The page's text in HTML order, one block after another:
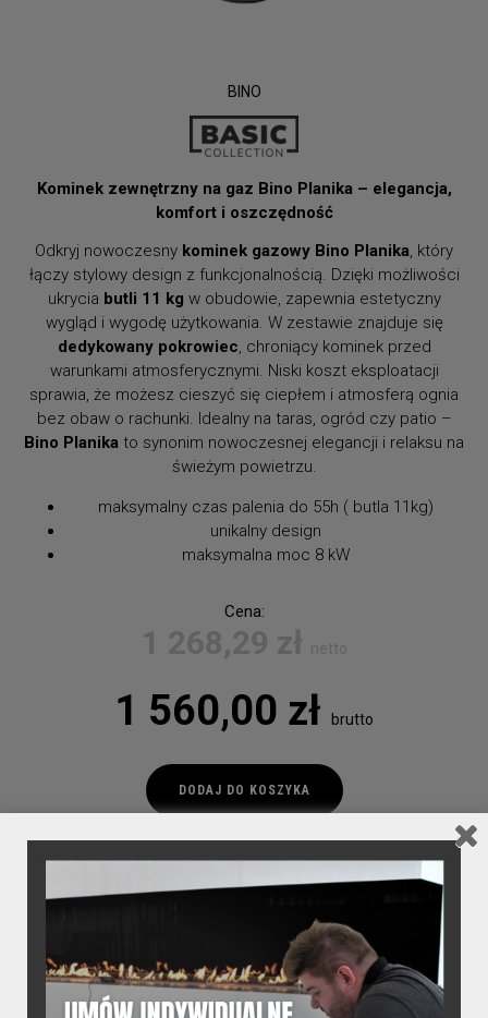
BINO
Kominek zewnętrzny na gaz Bino Planika – elegancja,
komfort i oszczędność
Odkryj nowoczesny kominek gazowy Bino Planika, który
łączy stylowy design z funkcjonalnością. Dzięki możliwości
ukrycia butli 11 kg w obudowie, zapewnia estetyczny
wygląd i wygodę użytkowania. W zestawie znajduje się
dedykowany pokrowiec, chroniący kominek przed
warunkami atmosferycznymi. Niski koszt eksploatacji
sprawia, że możesz cieszyć się ciepłem i atmosferą ognia
bez obaw o rachunki. Idealny na taras, ogród czy patio –
Bino Planika to synonim nowoczesnej elegancji i relaksu na
świeżym powietrzu.
maksymalny czas palenia do 55h ( butla 11kg)
unikalny design
maksymalna moc 8 kW
Cena:
1 268,29 zł netto
1 560,00 zł brutto
DODAJ DO KOSZYKA
01.GALERIA ZDJĘĆ